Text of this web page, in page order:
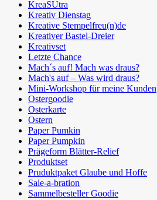
KreaSUtra
Kreativ Dienstag
Kreative Stempelfreu(n)de
Kreativer Bastel-Dreier
Kreativset
Letzte Chance
Mach´s auf! Mach was draus?
Mach's auf – Was wird draus?
Mini-Workshop für meine Kunden
Ostergoodie
Osterkarte
Ostern
Paper Pumkin
Paper Pumpkin
Prägeform Blätter-Relief
Produktset
Pruduktpaket Glaube und Hoffe
Sale-a-bration
Sammelbesteller Goodie